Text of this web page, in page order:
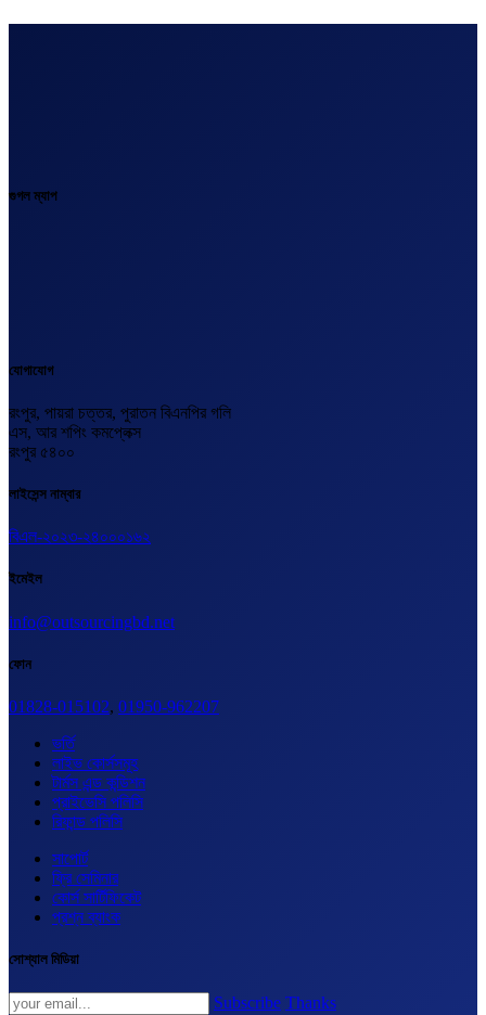
গুগল ম্যাপ
যোগাযোগ
রংপুর, পায়রা চত্তর, পুরাতন বিএনপির গলি
এস, আর শপিং কমপ্লেক্স
রংপুর ৫৪০০
লাইসেন্স নাম্বার
বিএল-২০২৩-২৪০০০১৬২
ইমেইল
info@outsourcingbd.net
ফোন
01828-015102, 01950-962207
ভর্তি
লাইভ কোর্সসমূহ
টার্মস এন্ড কন্ডিশন
প্রাইভেসি পলিসি
রিফান্ড পলিসি
সাপোর্ট
ফ্রি সেমিনার
কোর্স সার্টিফিকেট
প্রশ্ন ব্যাংক
সোশ্যাল মিডিয়া
Subscribe Thanks